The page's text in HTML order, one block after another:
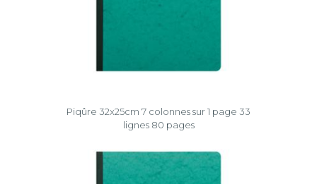
Piqûre 32x25cm 7 colonnes sur 1 page 33
lignes 80 pages